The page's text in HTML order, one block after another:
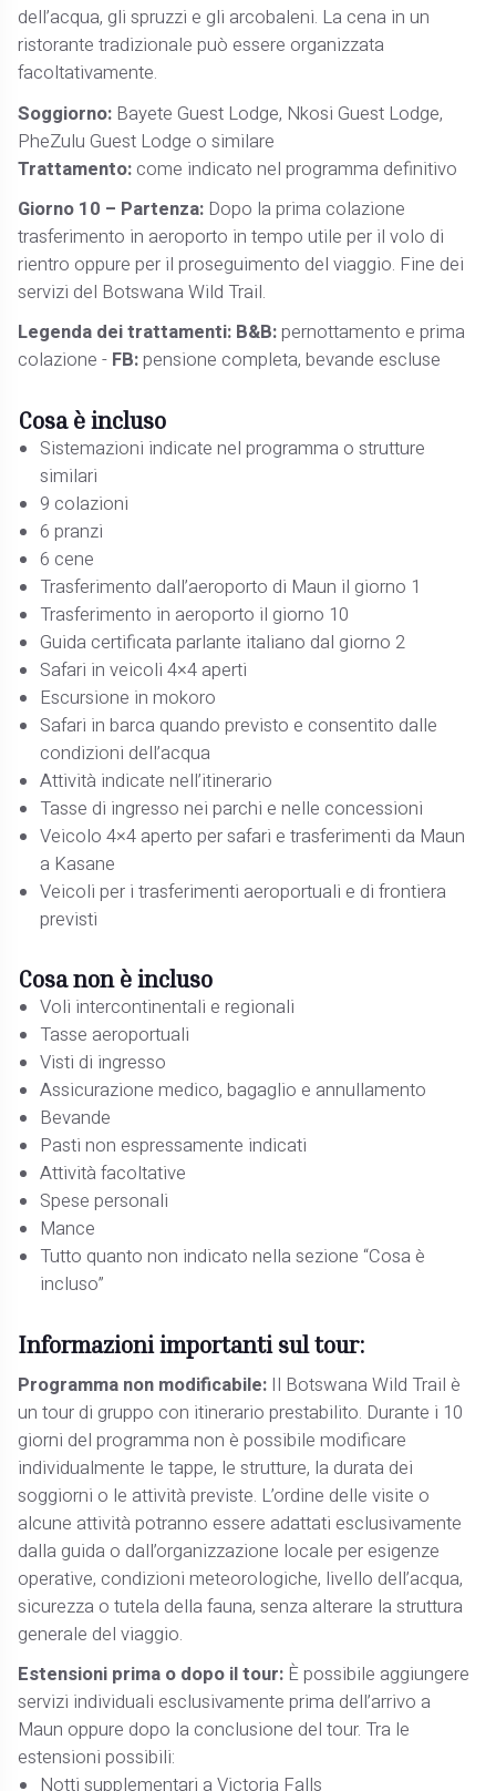
dell’acqua, gli spruzzi e gli arcobaleni. La cena in un
ristorante tradizionale può essere organizzata
facoltativamente.
Soggiorno: Bayete Guest Lodge, Nkosi Guest Lodge,
PheZulu Guest Lodge o similare
Trattamento:come indicato nel programma definitivo
Giorno 10 – Partenza: Dopo la prima colazione
trasferimento in aeroporto in tempo utile per il volo di
rientro oppure per il proseguimento del viaggio. Fine dei
servizi del Botswana Wild Trail.
Legenda dei trattamenti: B&B:pernottamento e prima
colazione - FB:pensione completa, bevande escluse
Cosa è incluso
Sistemazioni indicate nel programma o strutture
similari
9 colazioni
6 pranzi
6 cene
Trasferimento dall’aeroporto di Maun il giorno 1
Trasferimento in aeroporto il giorno 10
Guida certificata parlante italiano dal giorno 2
Safari in veicoli 4×4 aperti
Escursione in mokoro
Safari in barca quando previsto e consentito dalle
condizioni dell’acqua
Attività indicate nell’itinerario
Tasse di ingresso nei parchi e nelle concessioni
Veicolo 4×4 aperto per safari e trasferimenti da Maun
a Kasane
Veicoli per i trasferimenti aeroportuali e di frontiera
previsti
Cosa non è incluso
Voli intercontinentali e regionali
Tasse aeroportuali
Visti di ingresso
Assicurazione medico, bagaglio e annullamento
Bevande
Pasti non espressamente indicati
Attività facoltative
Spese personali
Mance
Tutto quanto non indicato nella sezione “Cosa è
incluso”
Informazioni importanti sul tour:
Programma non modificabile: Il Botswana Wild Trail è
un tour di gruppo con itinerario prestabilito. Durante i 10
giorni del programma non è possibile modificare
individualmente le tappe, le strutture, la durata dei
soggiorni o le attività previste. L’ordine delle visite o
alcune attività potranno essere adattati esclusivamente
dalla guida o dall’organizzazione locale per esigenze
operative, condizioni meteorologiche, livello dell’acqua,
sicurezza o tutela della fauna, senza alterare la struttura
generale del viaggio.
Estensioni prima o dopo il tour: È possibile aggiungere
servizi individuali esclusivamente prima dell’arrivo a
Maun oppure dopo la conclusione del tour. Tra le
estensioni possibili: